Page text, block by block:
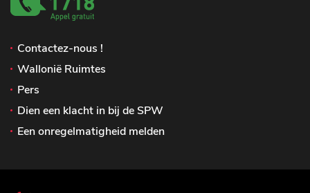
Contactez-nous !
Wallonië Ruimtes
Pers
Dien een klacht in bij de SPW
Een onregelmatigheid melden